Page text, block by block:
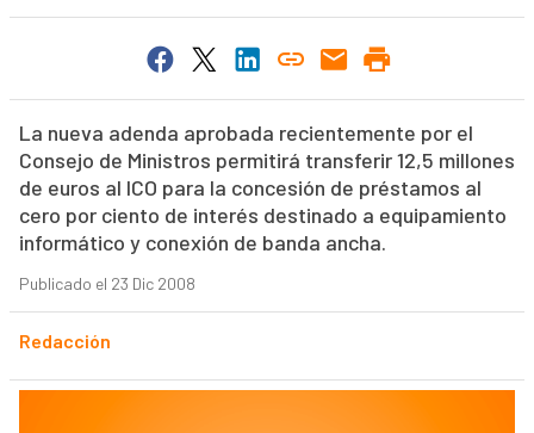
La nueva adenda aprobada recientemente por el
Consejo de Ministros permitirá transferir 12,5 millones
de euros al ICO para la concesión de préstamos al
cero por ciento de interés destinado a equipamiento
informático y conexión de banda ancha.
Publicado el 23 Dic 2008
Redacción